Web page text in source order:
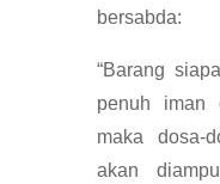
bersabda:
“Barang
penuh iman
maka dosa-
akan